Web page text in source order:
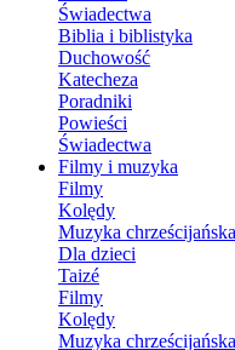
Świadectwa
Biblia i biblistyka
Duchowość
Katecheza
Poradniki
Powieści
Świadectwa
Filmy i muzyka
Filmy
Kolędy
Muzyka chrześcijańska
Dla dzieci
Taizé
Filmy
Kolędy
Muzyka chrześcijańska